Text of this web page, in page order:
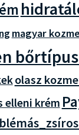
magyar
olasz
elleni krém